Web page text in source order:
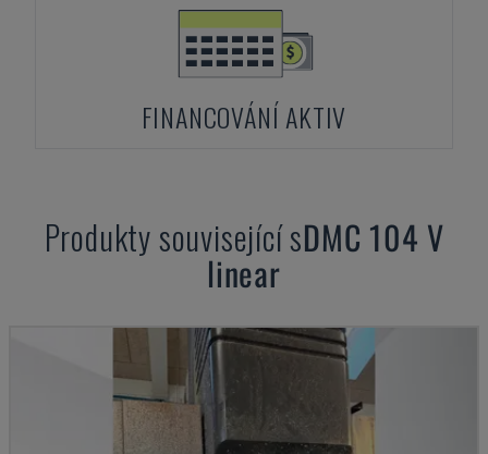
FINANCOVÁNÍ AKTIV
Produkty související sDMC 104 V
linear